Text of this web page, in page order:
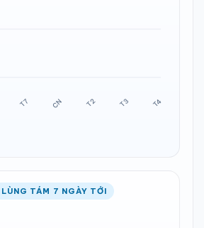
LÙNG TÁM 7 NGÀY TỚI